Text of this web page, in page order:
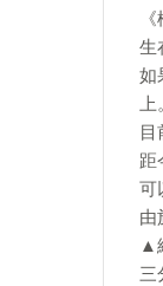
生
如
上。
目
距
可
由
▲
三